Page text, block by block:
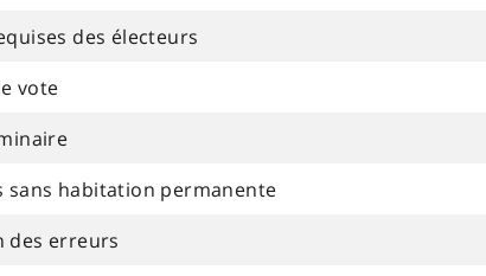
des électeurs
vote
sans habitation permanente
des erreurs